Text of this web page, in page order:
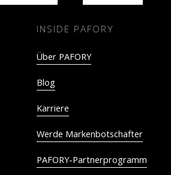
INSIDE PAFORY
Über PAFORY
Blog
Karriere
Werde Markenbotschafter
PAFORY-Partnerprogramm